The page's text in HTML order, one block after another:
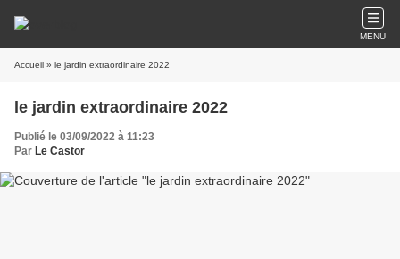
MENU
Accueil » le jardin extraordinaire 2022
le jardin extraordinaire 2022
Publié le 03/09/2022 à 11:23
Par Le Castor